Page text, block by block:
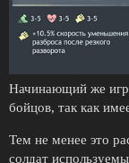
Начинающий же
бойцов, так как
Тем не менее это
солдат